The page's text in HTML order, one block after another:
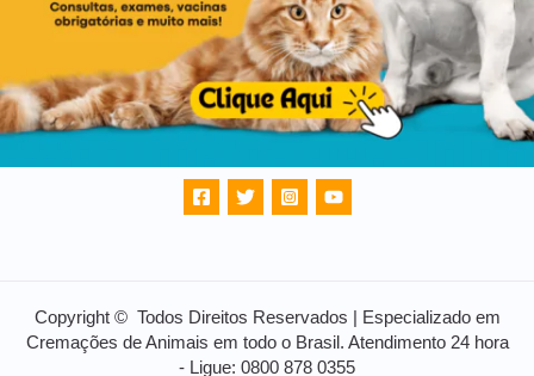
Copyright © Todos Direitos Reservados | Especializado em
Cremações de Animais em todo o Brasil. Atendimento 24 hora
- Ligue: 0800 878 0355